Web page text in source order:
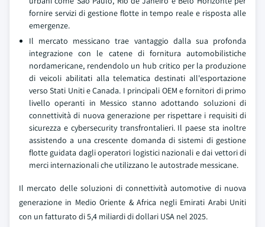
fornire servizi di gestione flotte in tempo reale e risposta alle
emergenze.
Il mercato messicano trae vantaggio dalla sua profonda
integrazione con le catene di fornitura automobilistiche
nordamericane, rendendolo un hub critico per la produzione
di veicoli abilitati alla telematica destinati all'esportazione
verso Stati Uniti e Canada. I principali OEM e fornitori di primo
livello operanti in Messico stanno adottando soluzioni di
connettività di nuova generazione per rispettare i requisiti di
sicurezza e cybersecurity transfrontalieri. Il paese sta inoltre
assistendo a una crescente domanda di sistemi di gestione
flotte guidata dagli operatori logistici nazionali e dai vettori di
merci internazionali che utilizzano le autostrade messicane.
Il mercato delle soluzioni di connettività automotive di nuova
generazione in Medio Oriente & Africa negli Emirati Arabi Uniti
con un fatturato di 5,4 miliardi di dollari USA nel 2025.